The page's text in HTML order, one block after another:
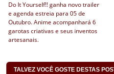
Do It Yourself!! ganha novo trailer
e agenda estreia para 05 de
Outubro. Anime acompanhará 6
garotas criativas e seus inventos
artesanais.
TALVEZ VOCÊ GOSTE DESTAS